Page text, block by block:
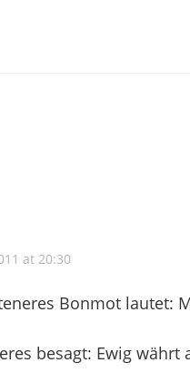
at 20:30
Bonmot lautet:
besagt: Ewig währt